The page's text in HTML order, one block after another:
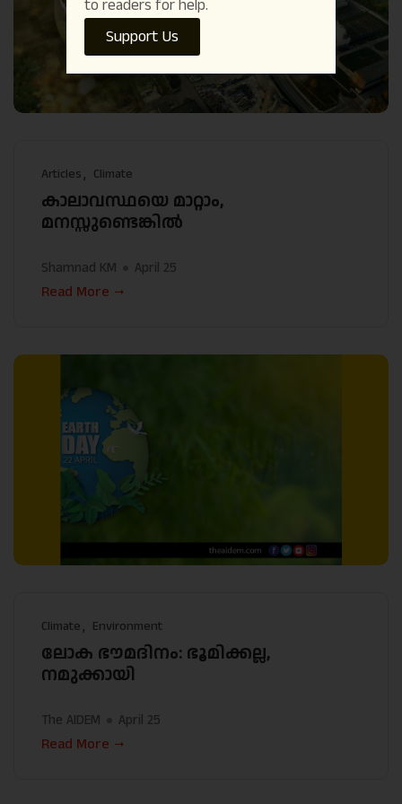
Articles Climate
കാലാവസ്ഥയെ മാറ്റാം,
മനസ്സുണ്ടെങ്കിൽ
Shamnad KM April 25
Read More
Climate Environment
ലോക ഭൗമദിനം: ഭൂമിക്കല്ല,
നമുക്കായി
The AIDEM April 25
Read More
to readers for help.
Support Us